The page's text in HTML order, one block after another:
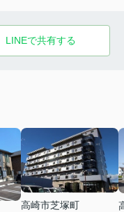
LINEで共有する
高崎市芝塚町